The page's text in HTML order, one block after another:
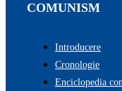
COMUNISM
Introducere
Cronologie
Enciclopedia